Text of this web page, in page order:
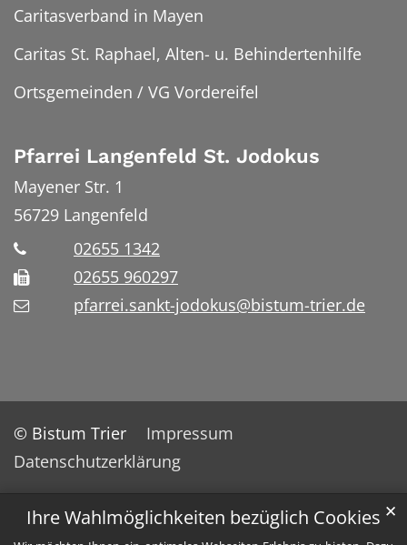
Ihre Wahlmöglichkeiten bezüglich Cookies ✕
Caritasverband in Mayen
Caritas St. Raphael, Alten- u. Behindertenhilfe
Ortsgemeinden / VG Vordereifel
Pfarrei Langenfeld St. Jodokus
Mayener Str. 1
56729 Langenfeld
02655 1342
02655 960297
pfarrei.sankt-jodokus@bistum-trier.de
© Bistum Trier
Impressum
Datenschutzerklärung